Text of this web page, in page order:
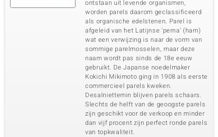
ontstaan uit levende organismen,
worden parels daarom geclassificeerd
als organische edelstenen. Parel is
afgeleid van het Latijnse 'perna' (ham)
wat een verwijzing is naar de vorm van
sommige parelmosselen, maar deze
naam wordt pas sinds de 18e eeuw
gebruikt. De Japanse noedelmaker
Kokichi Mikimoto ging in 1908 als eerste
commercieel parels kweken.
Desalniettemin blijven parels schaars.
Slechts de helft van de geoogste parels
zijn geschikt voor de verkoop en minder
dan vijf procent zijn perfect ronde parels
van topkwaliteit.